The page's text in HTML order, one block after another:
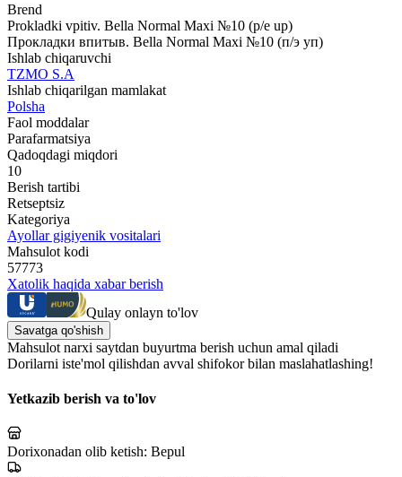
Brend
Prokladki vpitiv. Bella Normal Maxi №10 (p/e up)
Прокладки впитыв. Bella Normal Maxi №10 (п/э уп)
Ishlab chiqaruvchi
TZMO S.A
Ishlab chiqarilgan mamlakat
Polsha
Faol moddalar
Parafarmatsiya
Qadoqdagi miqdori
10
Berish tartibi
Retseptsiz
Kategoriya
Ayollar gigiyenik vositalari
Mahsulot kodi
57773
Xatolik haqida xabar berish
Qulay onlayn to'lov
Savatga qo'shish
Mahsulot narxi saytdan buyurtma berish uchun amal qiladi
Dorilarni iste'mol qilishdan avval shifokor bilan maslahatlashing!
Yetkazib berish va to'lov
Dorixonadan olib ketish: Bepul